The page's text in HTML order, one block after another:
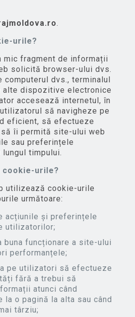
.
urile?
mic fragment de informații
solicită browser-ului dvs.
computerul dvs., terminalul
alte dispozitive electronice
accesează internetul, în
să navigheze pe
eficient, să efectueze
îi permită site-ului web
sau preferințele
timpului.
cookie-urile?
utilizează cookie-urile
următoare:
acțiunile și preferințele
utilizatorilor;
buna funcționare a site-ului
performanțele;
pe utilizatori să efectueze
fără a trebui să
atunci când
la o pagină la alta sau când
târziu;